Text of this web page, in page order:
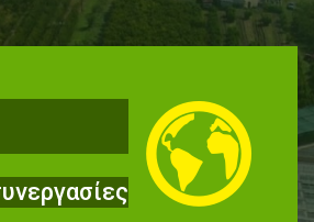
602
επιλογή αμπέλου
Cooperativi Rauscedo
η Ιταλική VCR (Vivai